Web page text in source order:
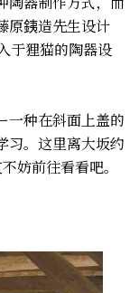
原銕造先生设计
于狸猫的陶器设
一种在斜面上盖的
习。这里离大坂约
妨前往看看吧。